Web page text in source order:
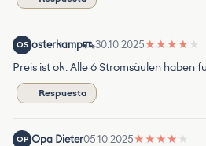
OS osterkamp 30.10.2025★ ★ ★ ★ ★
Preis ist ok. Alle 6 Stromsäulen haben
Respuesta
OP Opa Dieter05.10.2025★ ★ ★ ★ ★